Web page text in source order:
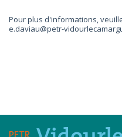
Pour plus d'informations,
e.daviau@petr-